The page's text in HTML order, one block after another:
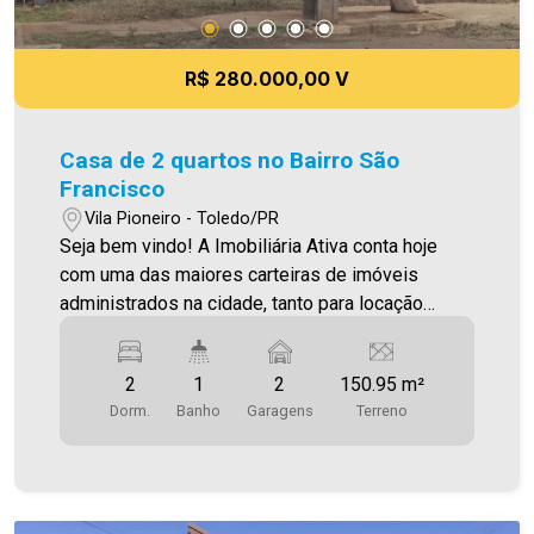
R$ 280.000,00 V
Casa de 2 quartos no Bairro São
Francisco
Vila Pioneiro - Toledo/PR
Seja bem vindo! A Imobiliária Ativa conta hoje
com uma das maiores carteiras de imóveis
administrados na cidade, tanto para locação
opções! 01 Cozinha; 02 Quartos; 01 Banheiro;
Sala de Estar/Jantar; Área de Serviço; Garagem
para 02 carros. Possui uma ampla sobra de
2
Dorm.
1
Banho
2
Garagens
150.95 m²
Terreno